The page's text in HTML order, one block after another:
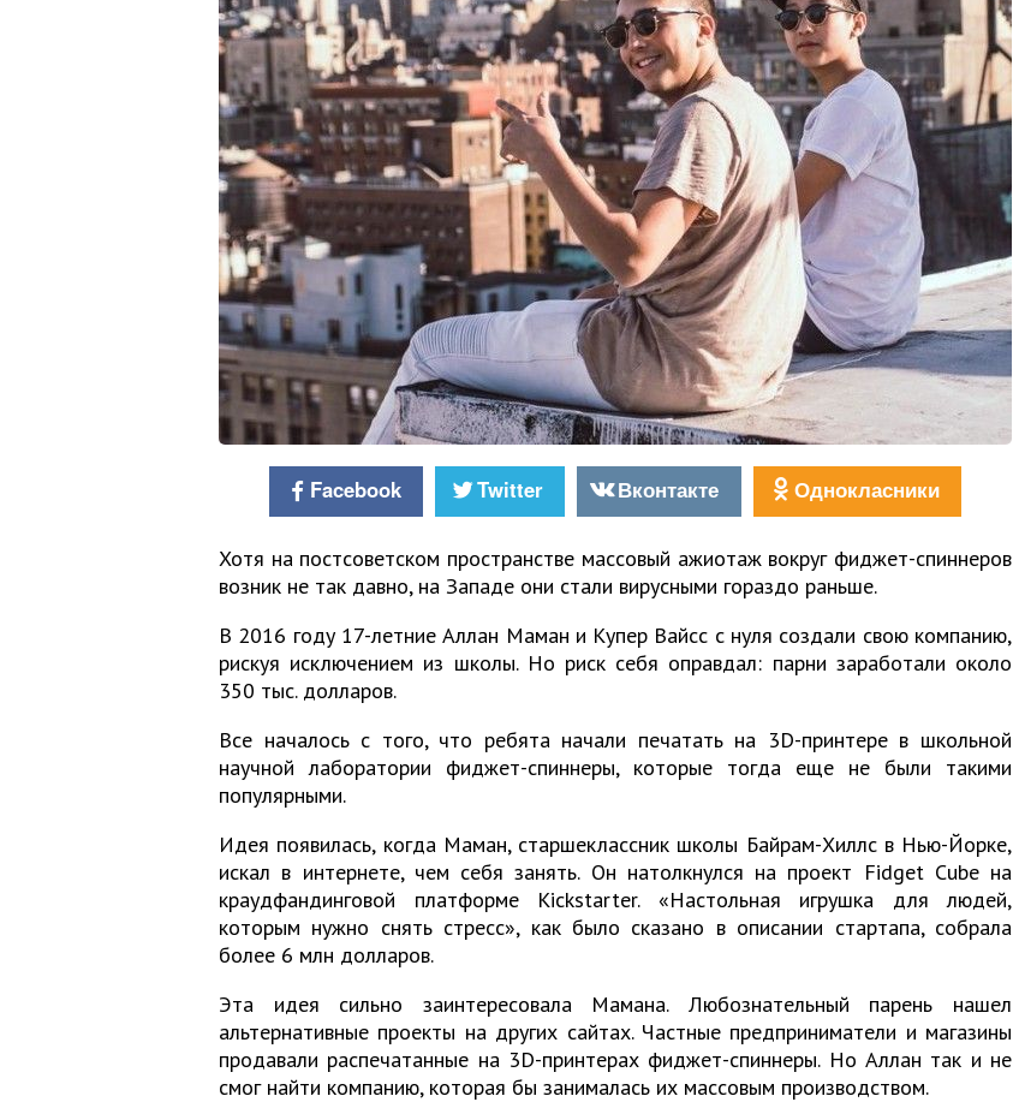
Facebook Twitter Вконтакте Однокласники
Хотя на постсоветском пространстве массовый ажиотаж вокруг фиджет-спиннеров
возник не так давно, на Западе они стали вирусными гораздо раньше.
В 2016 году 17-летние Аллан Маман и Купер Вайсс с нуля создали свою компанию,
рискуя исключением из школы. Но риск себя оправдал: парни заработали около
350 тыс. долларов.
Все началось с того, что ребята начали печатать на 3D-принтере в школьной
научной лаборатории фиджет-спиннеры, которые тогда еще не были такими
популярными.
Идея появилась, когда Маман, старшеклассник школы Байрам-Хиллс в Нью-Йорке,
искал в интернете, чем себя занять. Он натолкнулся на проект Fidget Cube на
краудфандинговой платформе Kickstarter. «Настольная игрушка для людей,
которым нужно снять стресс», как было сказано в описании стартапа, собрала
более 6 млн долларов.
Эта идея сильно заинтересовала Мамана. Любознательный парень нашел
альтернативные проекты на других сайтах. Частные предприниматели и магазины
продавали распечатанные на 3D-принтерах фиджет-спиннеры. Но Аллан так и не
смог найти компанию, которая бы занималась их массовым производством.